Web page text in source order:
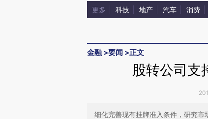
更多 科技 地产 汽车 消费
金融 >要闻 >正文
股转公司支
细化完善现有挂牌准入条件，研究市